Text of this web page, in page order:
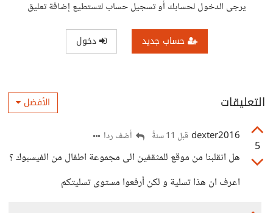
يرجى الدخول لحسابك أو تسجيل حساب لتستطيع إضافة تعليق
حساب جديد دخول
التعليقات الأفضل
5
dexter2016 قبل 11 سنةً أضف ردا
هل انقلبنا من موقع للمثقفين الى مجموعة اطفال من الفيسبوك ؟
اعرف ان هذا تسلية و لكن أرفعوا مستوى تسليتكم